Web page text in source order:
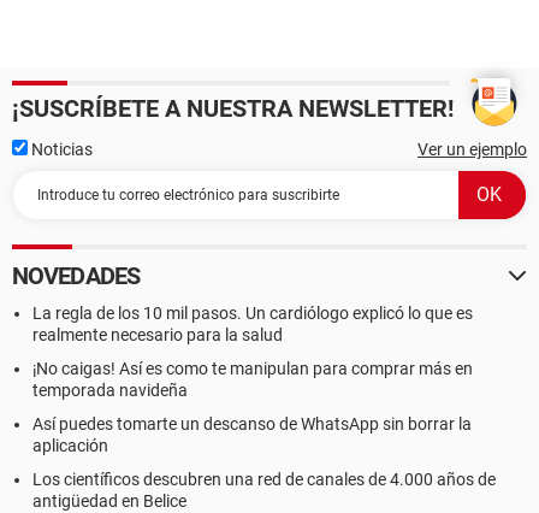
¡SUSCRÍBETE A NUESTRA NEWSLETTER!
Noticias Ver un ejemplo
NOVEDADES
La regla de los 10 mil pasos. Un cardiólogo explicó lo que es
realmente necesario para la salud
¡No caigas! Así es como te manipulan para comprar más en
temporada navideña
Así puedes tomarte un descanso de WhatsApp sin borrar la
aplicación
Los científicos descubren una red de canales de 4.000 años de
antigüedad en Belice